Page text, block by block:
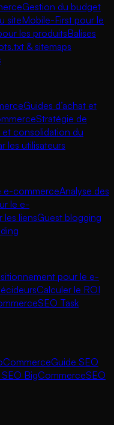
Gestion du budget
siteMobile-First pour le
les produitsBalises
& sitemaps
Guides d’achat et
Stratégie de
et consolidation du
les utilisateurs
e-commerceAnalyse des
le e-
les liensGuest blogging
pour le e-
Calculer le ROI
SEO Task
Guide SEO
BigCommerceSEO